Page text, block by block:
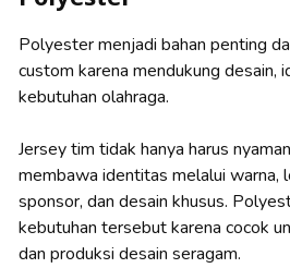
Polyester menjadi bahan penting
custom karena mendukung desain,
kebutuhan olahraga.
Jersey tim tidak hanya harus
membawa identitas melalui warna,
sponsor, dan desain khusus.
kebutuhan tersebut karena cocok
dan produksi desain seragam.